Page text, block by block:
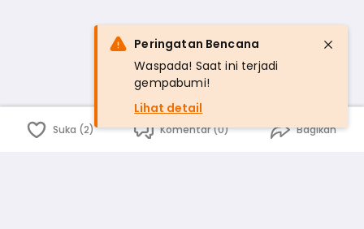
Suka (2) Komentar (0) Bagikan
Peringatan Bencana
Waspada! Saat ini terjadi
gempabumi!
Lihat detail